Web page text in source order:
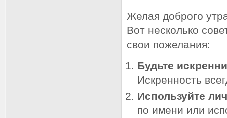
Желая доброго
Вот несколько
свои пожелания:
Будьте
Искренность
Используйте
по имени или